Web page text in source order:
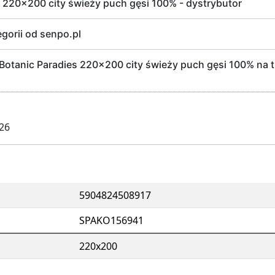
220x200 city świeży puch gęsi 100% - dystrybutor
od senpo.pl
Paradies 220x200 city świeży puch gęsi 100%
5904824508917
SPAKO156941
220x200